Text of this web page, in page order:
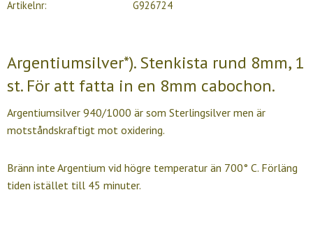
Artikelnr
G926724
Argentiumsilver*). Stenkista rund 8mm, 1
st. För att fatta in en 8mm cabochon.
Argentiumsilver 940/1000 är som Sterlingsilver men är
motståndskraftigt mot oxidering.
Bränn inte Argentium vid högre temperatur än 700° C. Förläng
tiden istället till 45 minuter.